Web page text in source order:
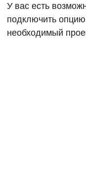
У вас есть
подключить
необходимый